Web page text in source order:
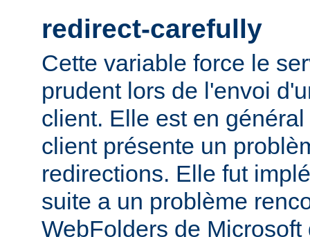
redirect-carefully
Cette variable force le
prudent lors de l'envoi
client. Elle est en
client présente un
redirections. Elle fut
suite a un problème
WebFolders de